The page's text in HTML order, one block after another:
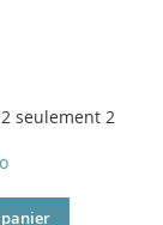
2 seulement 2